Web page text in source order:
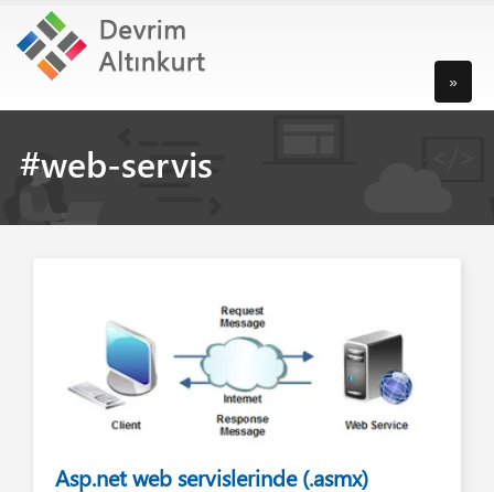
»
#web-servis
Asp.net web servislerinde (.asmx)